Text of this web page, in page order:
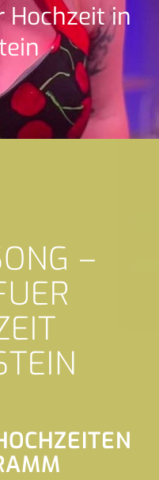
Hochzeit in
–